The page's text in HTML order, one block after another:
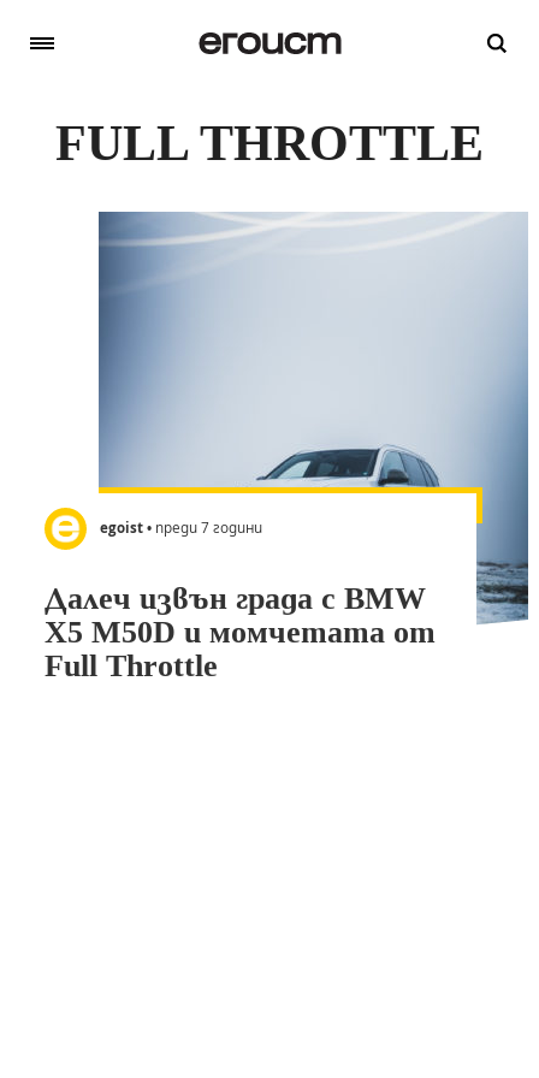
FULL THROTTLE
egoist• преди 7 години
Далеч извън града с BMW
X5 M50D и момчетата от
Full Throttle